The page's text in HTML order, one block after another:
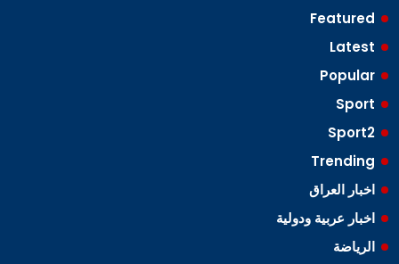
Featured
Latest
Popular
Sport
Sport2
Trending
اخبار العراق
اخبار عربية ودولية
الرياضة